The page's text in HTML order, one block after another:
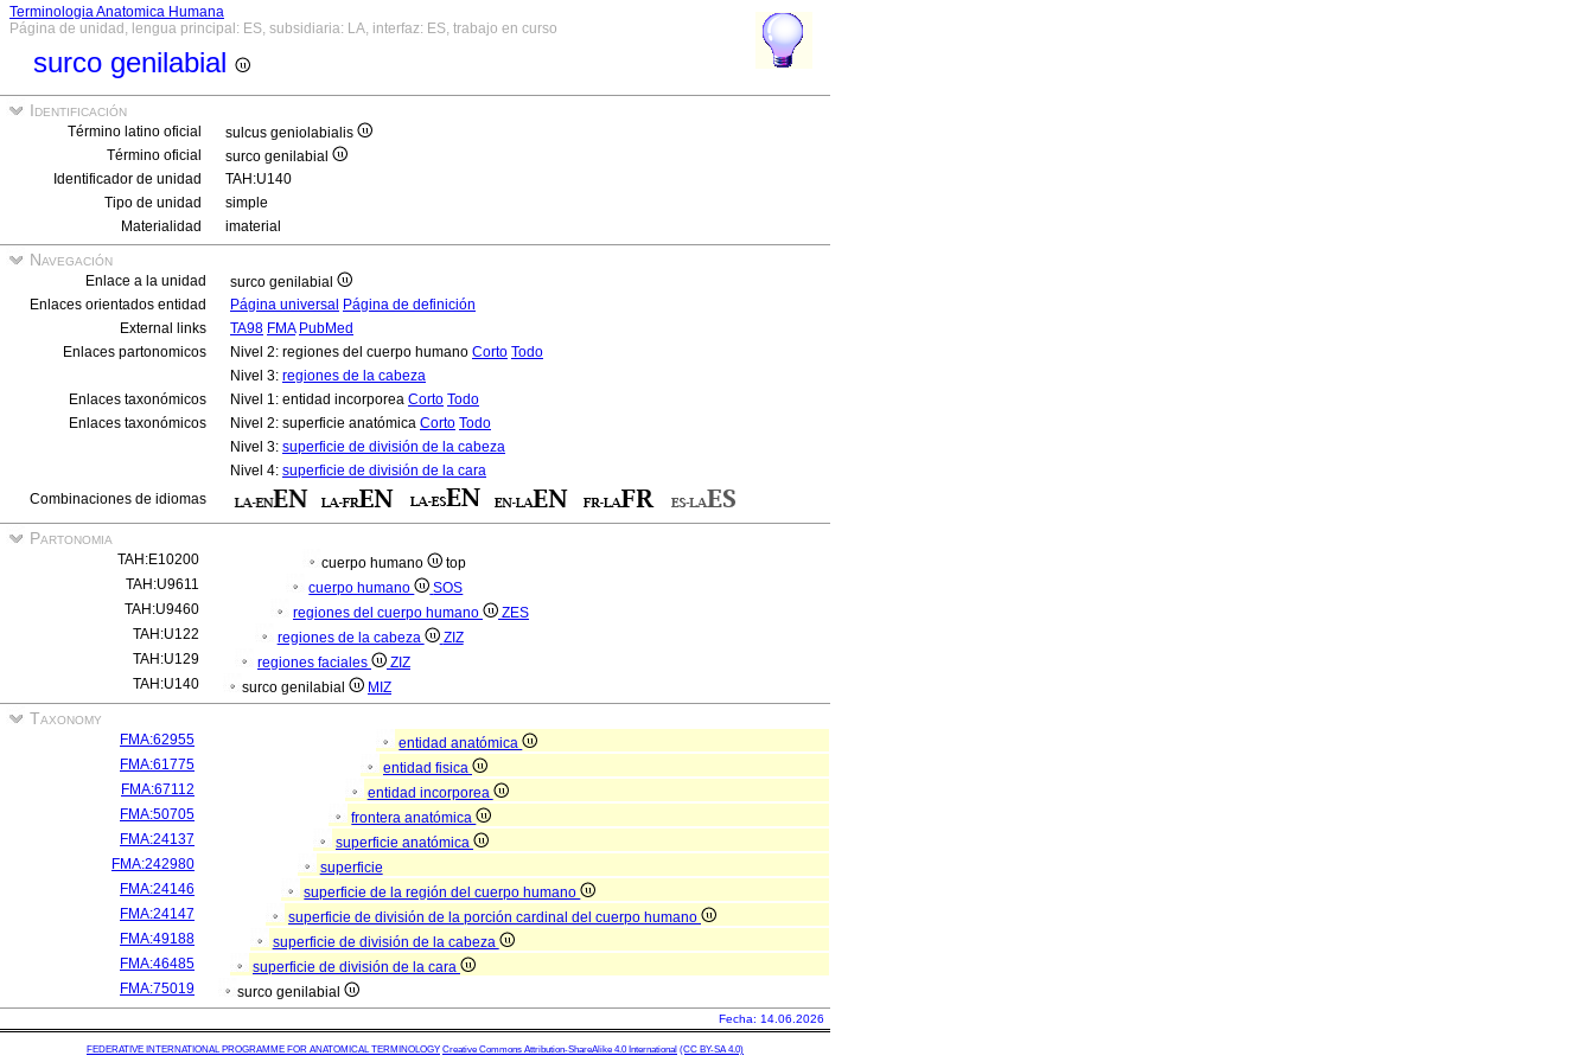
Terminologia Anatomica Humana
Página de unidad, lengua principal: ES, subsidiaria: LA, interfaz: ES, trabajo en curso
surco genilabial
Identificación
Término latino oficial
sulcus geniolabialis
Término oficial
surco genilabial
Identificador de unidad
TAH:U140
Tipo de unidad
simple
Materialidad
imaterial
Navegación
Enlace a la unidad
surco genilabial
Enlaces orientados entidad
Página universal Página de definición
External links
TA98 FMA PubMed
Enlaces partonomicos
Nivel 2: regiones del cuerpo humano Corto Todo
Nivel 3: regiones de la cabeza
Enlaces taxonómicos
Nivel 1: entidad incorporea Corto Todo
Enlaces taxonómicos
Nivel 2: superficie anatómica Corto Todo
Nivel 3: superficie de división de la cabeza
Nivel 4: superficie de división de la cara
Combinaciones de idiomas
Partonomia
TAH:E10200 cuerpo humano
top
TAH:U9611
cuerpo humano
SOS
TAH:U9460
regiones del cuerpo humano
ZES
TAH:U122
regiones de la cabeza
ZIZ
TAH:U129
regiones faciales
ZIZ
TAH:U140
surco genilabial MIZ
Taxonomy
FMA:62955
entidad anatómica
FMA:61775
entidad fisica
FMA:67112
entidad incorporea
FMA:50705
frontera anatómica
FMA:24137
superficie anatómica
FMA:242980
superficie
FMA:24146
superficie de la región del cuerpo humano
FMA:24147
superficie de división de la porción cardinal del cuerpo humano
FMA:49188
superficie de división de la cabeza
FMA:46485
superficie de división de la cara
FMA:75019
surco genilabial
Fecha: 14.06.2026
FEDERATIVE INTERNATIONAL PROGRAMME FOR ANATOMICAL TERMINOLOGY Creative Commons Attribution-ShareAlike 4.0 International (CC BY-SA 4.0)